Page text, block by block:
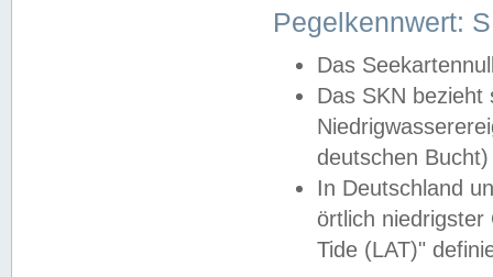
Pegelkennwert:
Das
Das SKN
deutschen
In Deutschland
örtlich
Tide (LAT)"